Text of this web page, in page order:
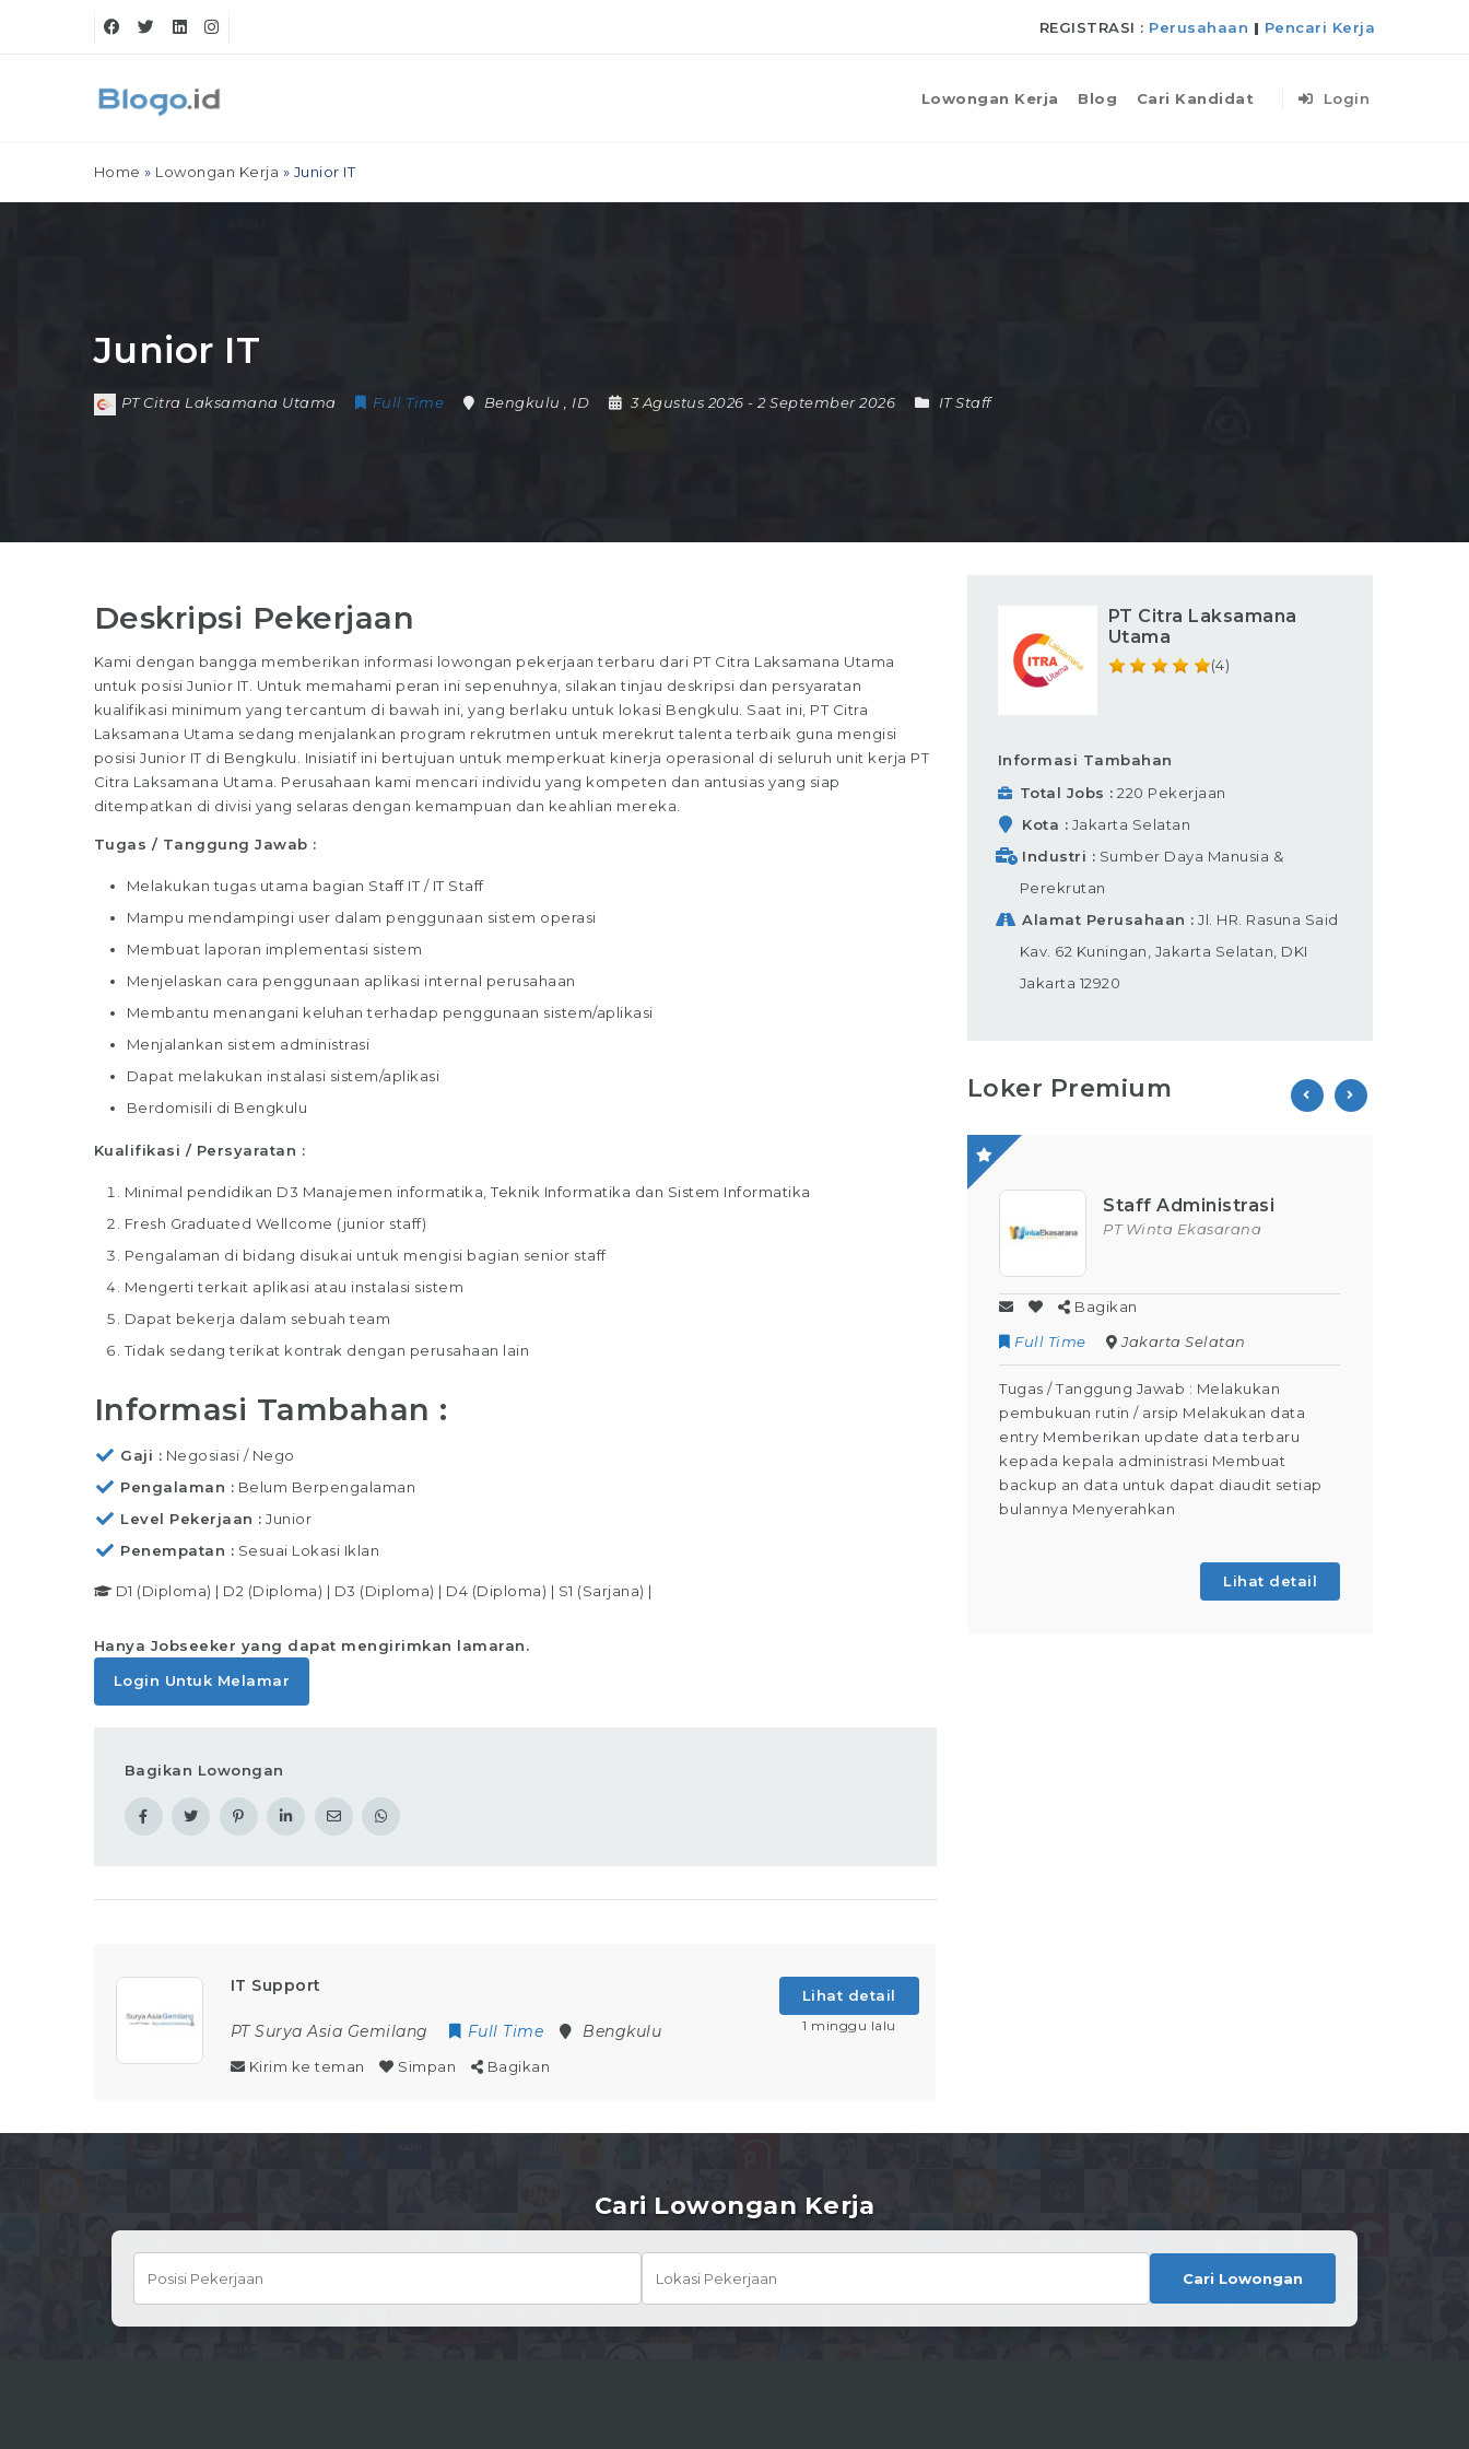
REGISTRASI : Perusahaan | Pencari Kerja
Lowongan Kerja Blog Cari Kandidat Login
Home » Lowongan Kerja » Junior IT
Junior IT
PT Citra Laksamana Utama Full Time Bengkulu ID 3 Agustus 2026- 2 September 2026 IT Staff
Deskripsi Pekerjaan
Kami dengan bangga memberikan informasi lowongan pekerjaan terbaru dari PT Citra Laksamana Utama
untuk posisi Junior IT. Untuk memahami peran ini sepenuhnya, silakan tinjau deskripsi dan persyaratan
kualifikasi minimum yang tercantum di bawah ini, yang berlaku untuk lokasi Bengkulu. Saat ini, PT Citra
Laksamana Utama sedang menjalankan program rekrutmen untuk merekrut talenta terbaik guna mengisi
posisi Junior IT di Bengkulu. Inisiatif ini bertujuan untuk memperkuat kinerja operasional di seluruh unit kerja PT
Citra Laksamana Utama. Perusahaan kami mencari individu yang kompeten dan antusias yang siap
ditempatkan di divisi yang selaras dengan kemampuan dan keahlian mereka.
Tugas / Tanggung Jawab :
Melakukan tugas utama bagian Staff IT / IT Staff
Mampu mendampingi user dalam penggunaan sistem operasi
Membuat laporan implementasi sistem
Menjelaskan cara penggunaan aplikasi internal perusahaan
Membantu menangani keluhan terhadap penggunaan sistem/aplikasi
Menjalankan sistem administrasi
Dapat melakukan instalasi sistem/aplikasi
Berdomisili di Bengkulu
Kualifikasi / Persyaratan :
Minimal pendidikan D3 Manajemen informatika, Teknik Informatika dan Sistem Informatika
Fresh Graduated Wellcome (junior staff)
Pengalaman di bidang disukai untuk mengisi bagian senior staff
Mengerti terkait aplikasi atau instalasi sistem
Dapat bekerja dalam sebuah team
Tidak sedang terikat kontrak dengan perusahaan lain
Informasi Tambahan :
Gaji
Negosiasi / Nego
Pengalaman
Belum Berpengalaman
Level Pekerjaan
Junior
Penempatan
Sesuai Lokasi Iklan
D1 (Diploma) | D2 (Diploma) | D3 (Diploma) | D4 (Diploma) | S1 (Sarjana) |
Hanya Jobseeker yang dapat mengirimkan lamaran.
Login Untuk Melamar
Bagikan Lowongan
IT Support
PT Surya Asia Gemilang Full Time Bengkulu
Kirim ke teman Simpan Bagikan
Lihat detail
1 minggu lalu
PT Citra Laksamana
Utama
(4)
Informasi Tambahan
Total Jobs
220 Pekerjaan
Kota
Jakarta Selatan
Industri
Sumber Daya Manusia &
Perekrutan
Alamat Perusahaan
Jl. HR. Rasuna Said
Kav. 62 Kuningan, Jakarta Selatan, DKI
Jakarta 12920
Loker Premium
Staff Administrasi
PT Winta Ekasarana
Bagikan
Full Time
Jakarta Selatan
Tugas / Tanggung Jawab : Melakukan
pembukuan rutin / arsip Melakukan data
entry Memberikan update data terbaru
kepada kepala administrasi Membuat
backup an data untuk dapat diaudit setiap
bulannya Menyerahkan
Lihat detail
Cari Lowongan Kerja
Cari Lowongan